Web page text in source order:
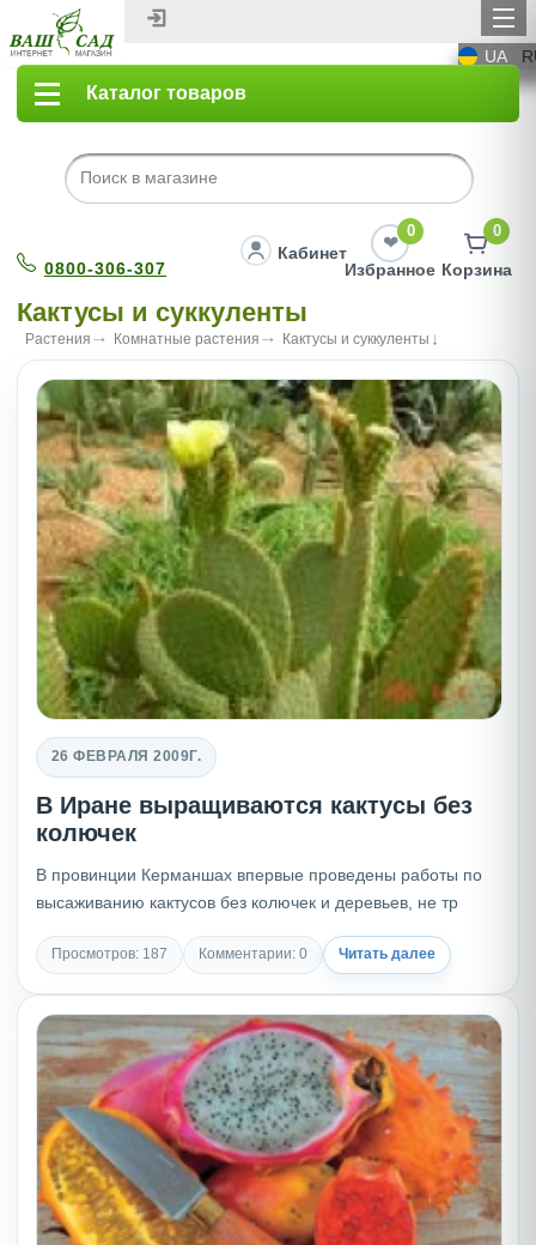
UA
Каталог товаров
0800-306-307
Кабинет
0
Избранное
0
Корзина
Кактусы и суккуленты
Растения Комнатные растения Кактусы и суккуленты
26 ФЕВРАЛЯ 2009Г.
В Иране выращиваются кактусы без
колючек
В провинции Керманшах впервые проведены работы по
высаживанию кактусов без колючек и деревьев, не тр
Просмотров: 187 Комментарии: 0 Читать далее